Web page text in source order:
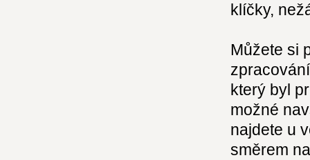
klíčky,
Můžete si
který byl
možné
najdete u
směrem